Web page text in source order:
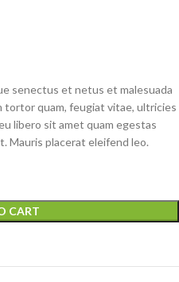
senectus et netus et malesuada
tortor quam, feugiat vitae, ultricies
libero sit amet quam egestas
Mauris placerat eleifend leo.
CART